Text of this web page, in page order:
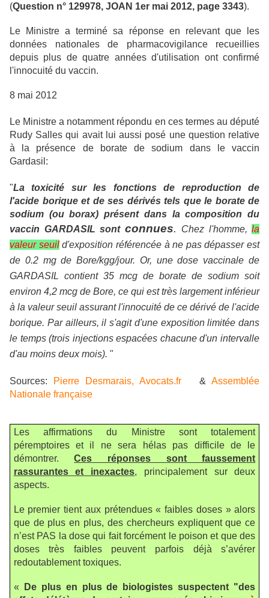
(Question n° 129978, JOAN 1er mai 2012, page 3343).
Le Ministre a terminé sa réponse en relevant que les
données nationales de pharmacovigilance recueillies
depuis plus de quatre années d'utilisation ont confirmé
l'innocuité du vaccin.
8 mai 2012
Le Ministre a notamment répondu en ces termes au député
Rudy Salles qui avait lui aussi posé une question relative
à la présence de borate de sodium dans le vaccin
Gardasil:
"La toxicité sur les fonctions de reproduction de
l'acide borique et de ses dérivés tels que le borate de
sodium (ou borax) présent dans la composition du
vaccin GARDASIL sont connues. Chez l'homme, la
valeur seuild'exposition référencée à ne pas dépasser est
de 0.2 mg de Bore/kgg/jour. Or, une dose vaccinale de
GARDASIL contient 35 mcg de borate de sodium soit
environ 4,2 mcg de Bore, ce qui est très largement inférieur
à la valeur seuil assurant l'innocuité de ce dérivé de l'acide
borique. Par ailleurs, il s'agit d'une exposition limitée dans
le temps (trois injections espacées chacune d'un intervalle
d'au moins deux mois). "
Sources: Pierre Desmarais, Avocats.fr & Assemblée
Nationale française
Les affirmations du Ministre sont totalement
péremptoires et il ne sera hélas pas difficile de le
démontrer.Ces réponses sont faussement
rassurantes et inexactes, principalement sur deux
aspects.
Le premier tient aux prétendues « faibles doses » alors
que de plus en plus, des chercheurs expliquent que ce
n’est PAS la dose qui fait forcément le poison et que des
doses très faibles peuvent parfois déjà s’avérer
redoutablement toxiques.
«
De plus en plus de biologistes suspectent "des